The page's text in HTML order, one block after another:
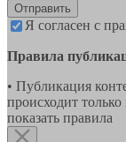
Отправить
Я согласен с
Правила
• Публикация
происходит
показать правила